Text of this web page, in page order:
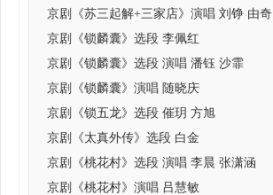
京剧《苏三起解+三家店》演唱 刘铮 由奇
京剧《锁麟囊》选段 李佩红
京剧《锁麟囊》选段 演唱 潘钰 沙霏
京剧《锁麟囊》演唱 随晓庆
京剧《锁五龙》选段 催玥 方旭
京剧《太真外传》选段 白金
京剧《桃花村》选段 演唱 李晨 张潇涵
京剧《桃花村》演唱 吕慧敏